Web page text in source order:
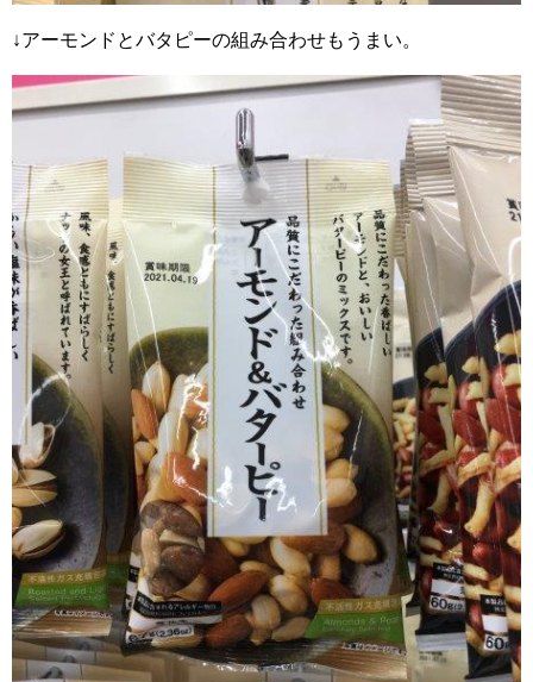
↓アーモンドとバタピーの組み合わせもうまい。